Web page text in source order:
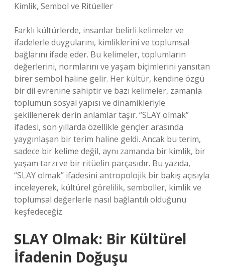
Kimlik, Sembol ve Ritüeller
Farklı kültürlerde, insanlar belirli kelimeler ve
ifadelerle duygularını, kimliklerini ve toplumsal
bağlarını ifade eder. Bu kelimeler, toplumların
değerlerini, normlarını ve yaşam biçimlerini yansıtan
birer sembol haline gelir. Her kültür, kendine özgü
bir dil evrenine sahiptir ve bazı kelimeler, zamanla
toplumun sosyal yapısı ve dinamikleriyle
şekillenerek derin anlamlar taşır. “SLAY olmak”
ifadesi, son yıllarda özellikle gençler arasında
yaygınlaşan bir terim haline geldi. Ancak bu terim,
sadece bir kelime değil, aynı zamanda bir kimlik, bir
yaşam tarzı ve bir ritüelin parçasıdır. Bu yazıda,
“SLAY olmak” ifadesini antropolojik bir bakış açısıyla
inceleyerek, kültürel görelilik, semboller, kimlik ve
toplumsal değerlerle nasıl bağlantılı olduğunu
keşfedeceğiz.
SLAY Olmak: Bir Kültürel
İfadenin Doğuşu